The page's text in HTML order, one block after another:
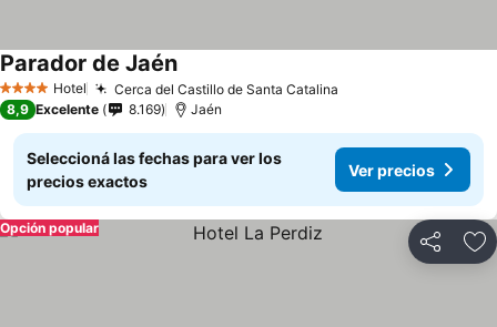
4 EstrellasHotel Cerca del Castillo de Santa Catalina
Parador de Jaén
8,9 Excelente 8.169 Jaén
Seleccioná las fechas para ver los
precios exactos
Ver precios
Compartir
Opción popular